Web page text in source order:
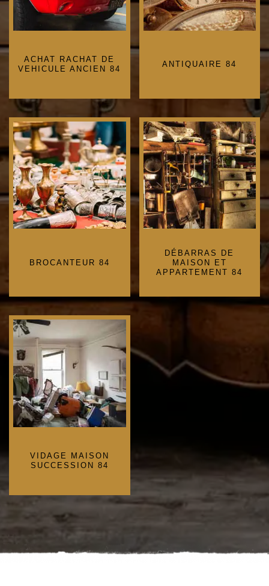
ACHAT RACHAT DE
VEHICULE ANCIEN 84
ANTIQUAIRE 84
BROCANTEUR 84
DÉBARRAS DE
MAISON ET
APPARTEMENT 84
VIDAGE MAISON
SUCCESSION 84